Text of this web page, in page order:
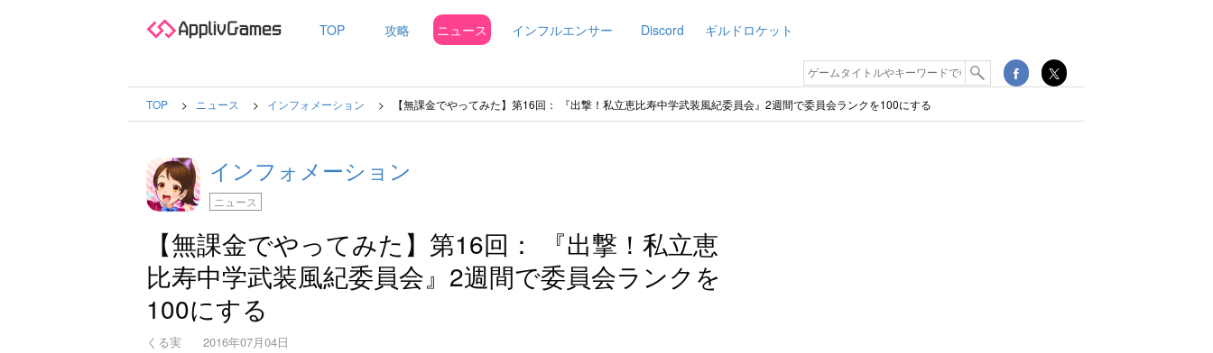
TOP 攻略 ニュース インフルエンサー Discord ギルドロケット
TOP ニュース インフォメーション 【無課金でやってみた】第16回： 『出撃！私立恵比寿中学武装風紀委員会』2週間で委員会ランクを100にする
インフォメーション
ニュース
【無課金でやってみた】第16回： 『出撃！私立恵
比寿中学武装風紀委員会』2週間で委員会ランクを
100にする
くる実 2016年07月04日